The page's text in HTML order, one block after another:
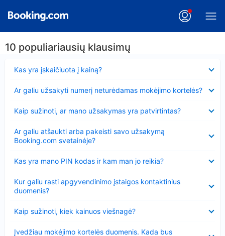
10 populiariausių klausimų
Kas yra įskaičiuota į kainą?
Ar galiu užsakyti numerį neturėdamas mokėjimo kortelės?
Kaip sužinoti, ar mano užsakymas yra patvirtintas?
Ar galiu atšaukti arba pakeisti savo užsakymą
Booking.com svetainėje?
Kas yra mano PIN kodas ir kam man jo reikia?
Kur galiu rasti apgyvendinimo įstaigos kontaktinius
duomenis?
Kaip sužinoti, kiek kainuos viešnagė?
Įvedžiau mokėjimo kortelės duomenis. Kada bus